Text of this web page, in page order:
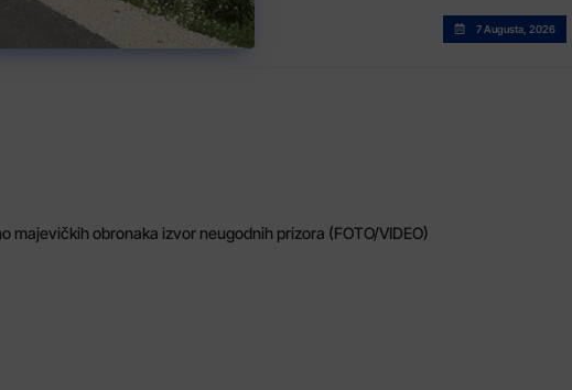
7 Augusta, 2026
majevičkih obronaka izvor neugodnih prizora (FOTO/VIDEO)